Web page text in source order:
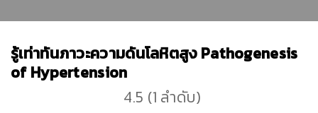
รู้เท่าทันภาวะความดันโลหิตสูง Pathogenesis
of Hypertension
4.5 (1 ลำดับ)